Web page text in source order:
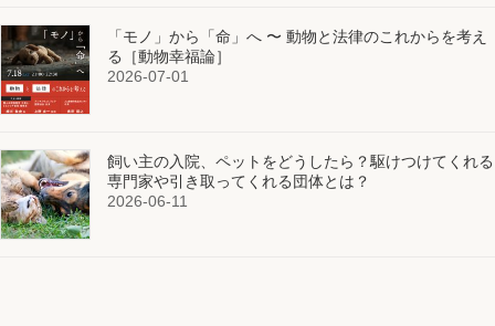
「モノ」から「命」へ 〜 動物と法律のこれからを考え
る［動物幸福論］
2026-07-01
飼い主の入院、ペットをどうしたら？駆けつけてくれる
専門家や引き取ってくれる団体とは？
2026-06-11